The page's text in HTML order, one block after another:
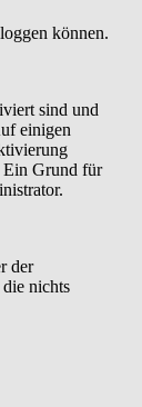
können.
sind und
einigen
Ein Grund für
der
nichts